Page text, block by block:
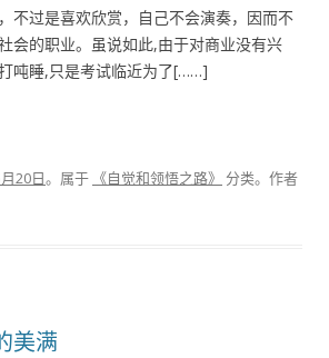
不过是喜欢欣赏，自己不会演奏，因而不
会的职业。虽说如此,由于对商业没有兴
吨睡,只是考试临近为了[……]
20日。属于 《自觉和领悟之路》 分类。 作者
美满